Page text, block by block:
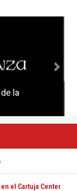
la
en
el Cartuja Center